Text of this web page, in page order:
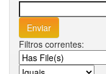
Filtros correntes: